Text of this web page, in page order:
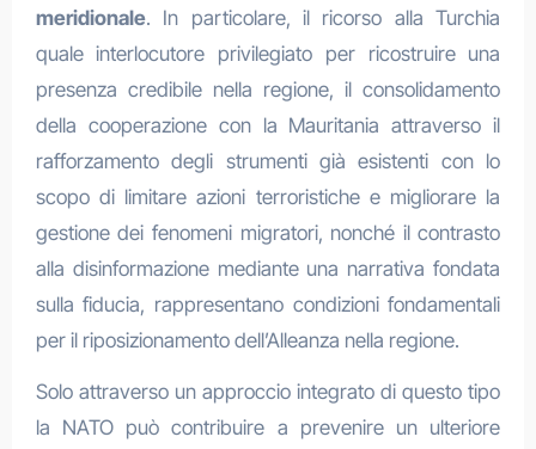
meridionale. In particolare, il ricorso alla Turchia
quale interlocutore privilegiato per ricostruire una
presenza credibile nella regione, il consolidamento
della cooperazione con la Mauritania attraverso il
rafforzamento degli strumenti già esistenti con lo
scopo di limitare azioni terroristiche e migliorare la
gestione dei fenomeni migratori, nonché il contrasto
alla disinformazione mediante una narrativa fondata
sulla fiducia, rappresentano condizioni fondamentali
per il riposizionamento dell’Alleanza nella regione.
Solo attraverso un approccio integrato di questo tipo
la NATO può contribuire a prevenire un ulteriore